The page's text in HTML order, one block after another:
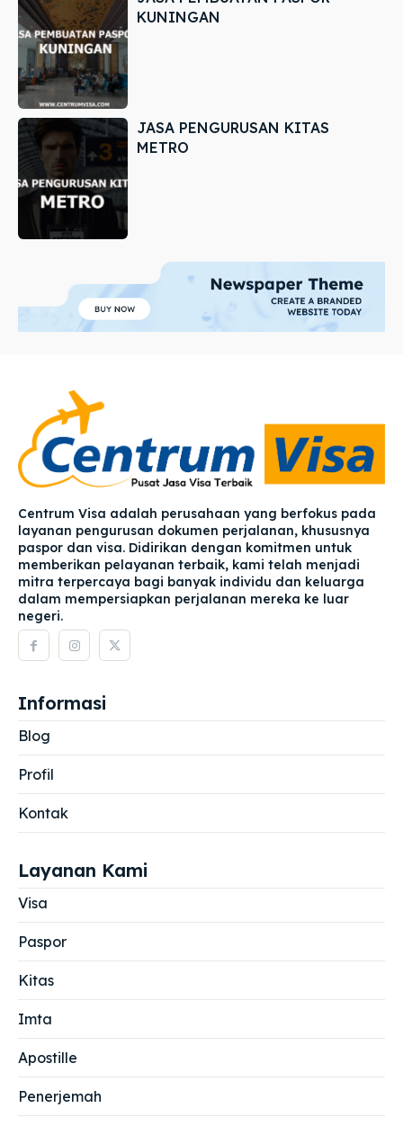
KUNINGAN
JASA PENGURUSAN KITAS
METRO
Centrum Visa adalah perusahaan yang berfokus pada
layanan pengurusan dokumen perjalanan, khususnya
paspor dan visa. Didirikan dengan komitmen untuk
memberikan pelayanan terbaik, kami telah menjadi
mitra terpercaya bagi banyak individu dan keluarga
dalam mempersiapkan perjalanan mereka ke luar
negeri.
Informasi
Blog
Profil
Kontak
Layanan Kami
Visa
Paspor
Kitas
Imta
Apostille
Penerjemah